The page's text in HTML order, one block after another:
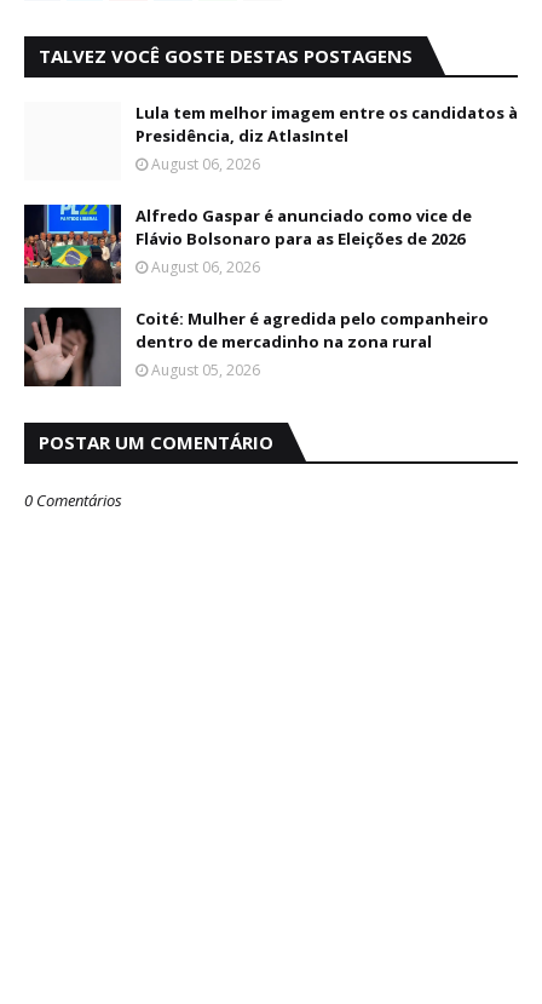
TALVEZ VOCÊ GOSTE DESTAS POSTAGENS
Lula tem melhor imagem entre os candidatos à
Presidência, diz AtlasIntel
August 06, 2026
Alfredo Gaspar é anunciado como vice de
Flávio Bolsonaro para as Eleições de 2026
August 06, 2026
Coité: Mulher é agredida pelo companheiro
dentro de mercadinho na zona rural
August 05, 2026
POSTAR UM COMENTÁRIO
0 Comentários